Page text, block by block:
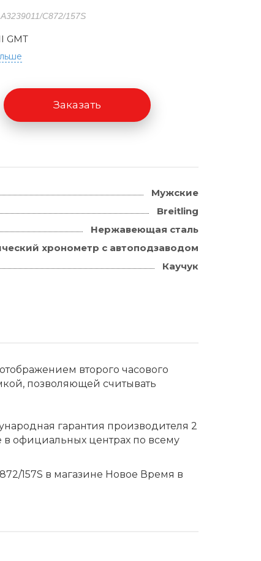
C872/157S
GMT
Заказать
Мужские
Breitling
Нержавеющая сталь
хронометр с автоподзаводом
Каучук
второго часового
позволяющей считывать
гарантия производителя 2
официальных центрах по всему
157S в магазине Новое Время в